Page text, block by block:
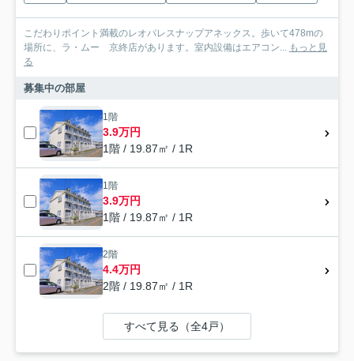
こだわりポイント満載のレオパレスナップアネックス。歩いて478mの
場所に、ラ・ムー 京終店があります。室内設備はエアコン... もっと見
る
募集中の部屋
1階
3.9万円
1階 / 19.87㎡ / 1R
1階
3.9万円
1階 / 19.87㎡ / 1R
2階
4.4万円
2階 / 19.87㎡ / 1R
すべて見る（全4戸）